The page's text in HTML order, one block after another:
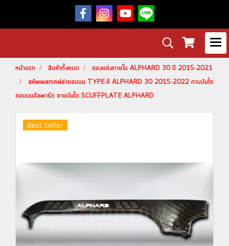
หน้าแรก สินค้าทั้งหมด
ของแต่งภายใน ALPHARD 30 ปี 2015-2021
สคัพเพลทเคฟล่าขอบบน TYPE-II ALPHARD 30 2015-2022 กาบบันได
ขอบบนอัลพาร์ด ชายบันได SCUFFPLATE ALPHARD
Best Seller